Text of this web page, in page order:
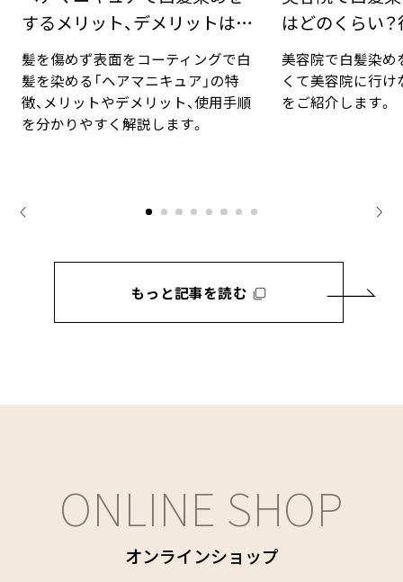
するメリット、デメリットは？
手順と豆知識
髪を傷めず表面をコーティングで白
髪を染める「ヘアマニキュア」の特
徴、メリットやデメリット、使用手順
を分かりやすく解説します。
はどのくらい
対法
美容院で白髪染め
くて美容院に行
をご紹介します。
もっと記事を読む
ONLINE SHOP
オンラインショップ